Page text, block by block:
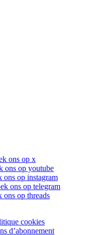
ons op x
ons op youtube
ons op instagram
ons op telegram
ons op threads
cookies
d’abonnement